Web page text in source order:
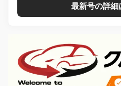
最新号の詳細